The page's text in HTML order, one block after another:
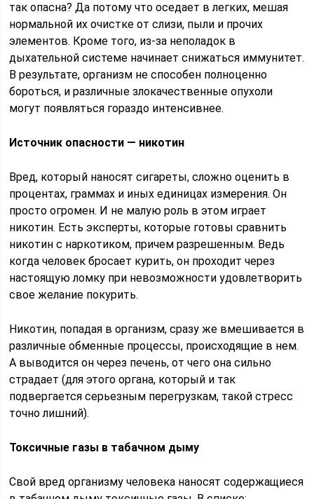
так опасна? Да потому что оседает в легких, мешая
нормальной их очистке от слизи, пыли и прочих
элементов. Кроме того, из-за неполадок в
дыхательной системе начинает снижаться иммунитет.
В результате, организм не способен полноценно
бороться, и различные злокачественные опухоли
могут появляться гораздо интенсивнее.
Источник опасности — никотин
Вред, который наносят сигареты, сложно оценить в
процентах, граммах и иных единицах измерения. Он
просто огромен. И не малую роль в этом играет
никотин. Есть эксперты, которые готовы сравнить
никотин с наркотиком, причем разрешенным. Ведь
когда человек бросает курить, он проходит через
настоящую ломку при невозможности удовлетворить
свое желание покурить.
Никотин, попадая в организм, сразу же вмешивается в
различные обменные процессы, происходящие в нем.
А выводится он через печень, от чего она сильно
страдает (для этого органа, который и так
подвергается серьезным перегрузкам, такой стресс
точно лишний).
Токсичные газы в табачном дыму
Свой вред организму человека наносят содержащиеся